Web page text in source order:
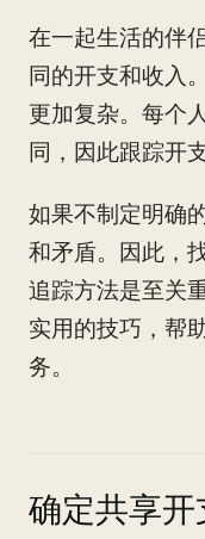
在一起生活的伴
同的开支和收入
更加复杂。每个
同，因此跟踪开
如果不制定明确
和矛盾。因此，
追踪方法是至关
实用的技巧，帮
务。
确定共享